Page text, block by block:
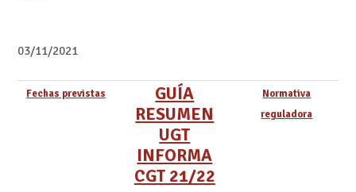
03/11/2021
Fechas previstas
GUÍA
RESUMEN
UGT
INFORMA
CGT 21/22
Normativa
reguladora